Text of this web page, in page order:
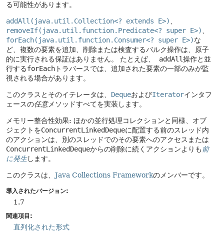
る可能性があります。
addAll(java.util.Collection<? extends E>)
removeIf(java.util.function.Predicate<? super E>)
forEach(java.util.function.Consumer<? super E>)な
ど、複数の要素を追加、削除または検査するバルク操作は、原子
的に実行される保証はありません。
たとえば、 addAll操作と並
行するforEach トラバースでは、追加された要素の一部のみが監
視される場合があります。
このクラスとそのイテレータは、 DequeおよびIteratorインタフ
ェースの任意メソッドすべてを実装します。
メモリー整合性効果: ほかの並行処理コレクションと同様、オブ
ジェクトをConcurrentLinkedDequeに配置する前のスレッド内
のアクションは、別のスレッドでのその要素へのアクセスまたは
ConcurrentLinkedDequeからの削除に続くアクションよりも 前
に発生します。
このクラスは、 Java Collections Frameworkのメンバーです。
導入されたバージョン:
1.7
関連項目:
直列化された形式